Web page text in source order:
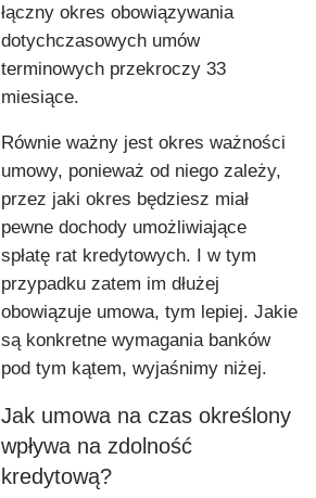
łączny okres obowiązywania
dotychczasowych umów
terminowych przekroczy 33
miesiące.
Równie ważny jest okres ważności
umowy, ponieważ od niego zależy,
przez jaki okres będziesz miał
pewne dochody umożliwiające
spłatę rat kredytowych. I w tym
przypadku zatem im dłużej
obowiązuje umowa, tym lepiej. Jakie
są konkretne wymagania banków
pod tym kątem, wyjaśnimy niżej.
Jak umowa na czas określony
wpływa na zdolność
kredytową?